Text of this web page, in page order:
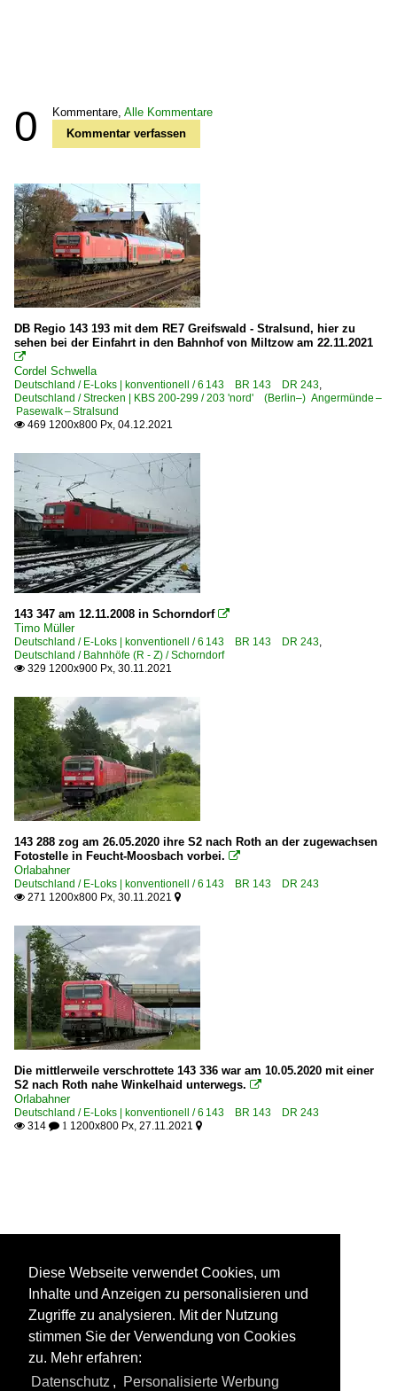
0 Kommentare, Alle Kommentare
Kommentar verfassen
DB Regio 143 193 mit dem RE7 Greifswald - Stralsund, hier zu
sehen bei der Einfahrt in den Bahnhof von Miltzow am 22.11.2021

Cordel Schwella
Deutschland / E-Loks | konventionell / 6 143 BR 143 DR 243
Deutschland / Strecken | KBS 200-299 / 203 'nord' (Berlin–) Angermünde –
Pasewalk – Stralsund
 469 1200x800 Px, 04.12.2021
143 347 am 12.11.2008 in Schorndorf 
Timo Müller
Deutschland / E-Loks | konventionell / 6 143 BR 143 DR 243
Deutschland / Bahnhöfe (R - Z) / Schorndorf
 329 1200x900 Px, 30.11.2021
143 288 zog am 26.05.2020 ihre S2 nach Roth an der zugewachsen
Fotostelle in Feucht-Moosbach vorbei. 
Orlabahner
Deutschland / E-Loks | konventionell / 6 143 BR 143 DR 243
 271 1200x800 Px, 30.11.2021 
Die mittlerweile verschrottete 143 336 war am 10.05.2020 mit einer
S2 nach Roth nahe Winkelhaid unterwegs. 
Orlabahner
Deutschland / E-Loks | konventionell / 6 143 BR 143 DR 243
 314  1 1200x800 Px, 27.11.2021 
Diese Webseite verwendet Cookies, um
Inhalte und Anzeigen zu personalisieren und
Zugriffe zu analysieren. Mit der Nutzung
stimmen Sie der Verwendung von Cookies
zu. Mehr erfahren:
Datenschutz , Personalisierte Werbung